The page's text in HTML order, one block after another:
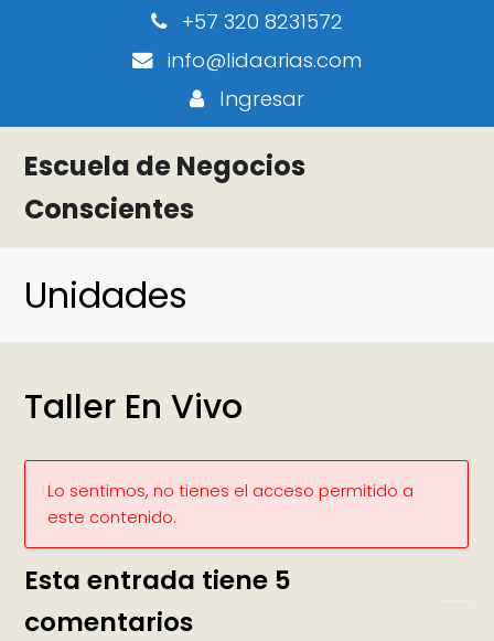
+57 320 8231572
info@lidaarias.com
Ingresar
Escuela de Negocios
Conscientes
Unidades
Taller En Vivo
Lo sentimos, no tienes el acceso permitido a
este contenido.
Esta entrada tiene 5
comentarios